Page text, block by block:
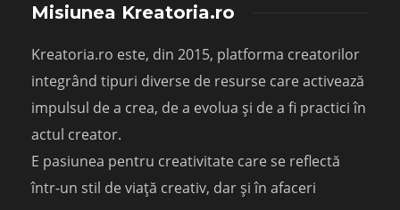
Misiunea Kreatoria.ro
Kreatoria.ro este, din 2015, platforma creatorilor
integrând tipuri diverse de resurse care activează
impulsul de a crea, de a evolua și de a fi practici în
actul creator.
E pasiunea pentru creativitate care se reflectă
într-un stil de viață creativ, dar și în afaceri